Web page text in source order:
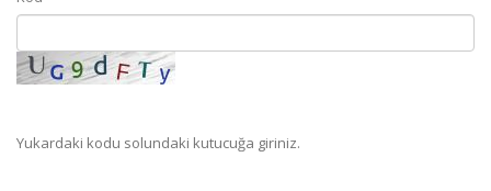
Yukardaki kodu solundaki kutucuğa giriniz.